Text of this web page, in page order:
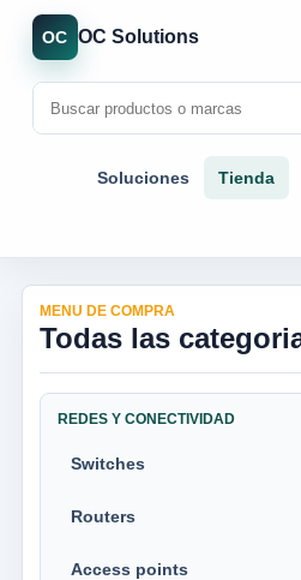
OC OC Solutions
Soluciones Tienda
MENU DE COMPRA
Todas las
REDES Y CONECTIVIDAD
Switches
Routers
Access points